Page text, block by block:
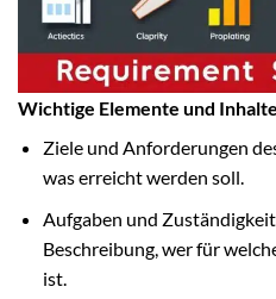
Wichtige Elemente und Inhalte
Ziele und Anforderungen
was erreicht werden soll.
Aufgaben und
Beschreibung, wer für
ist.